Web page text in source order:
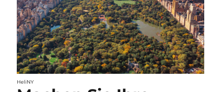
HeliNY